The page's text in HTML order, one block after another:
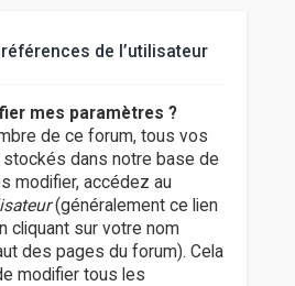
de l’utilisateur
mes paramètres ?
de ce forum, tous vos
dans notre base de
modifier, accédez au
(généralement ce lien
cliquant sur votre nom
des pages du forum). Cela
modifier tous les